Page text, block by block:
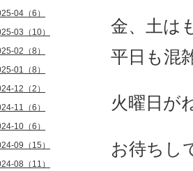
金、土は
平日も混
火曜日が
お待ちし
04（6）
03（10）
02（8）
01（8）
12（2）
11（6）
10（6）
09（15）
08（11）